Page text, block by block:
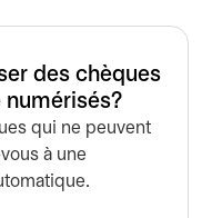
des chèques
numérisés?
qui ne peuvent
à une